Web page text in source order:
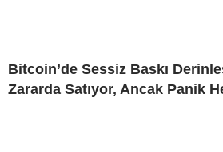
Bitcoin’de Sessiz Baskı
Zararda Satıyor, Ancak Panik